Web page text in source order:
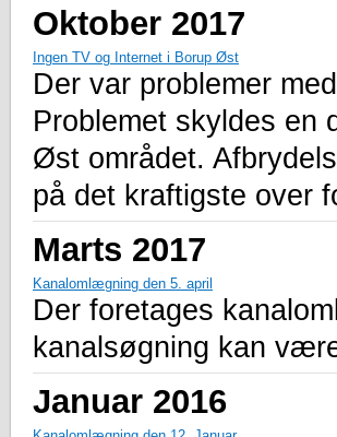
Oktober 2017
Ingen TV og Internet i Borup Øst
Der var problemer
Problemet skyldes en
Øst området.
på det kraftigste over
Marts 2017
Kanalomlægning den 5. april
Der foretages
kanalsøgning kan
Januar 2016